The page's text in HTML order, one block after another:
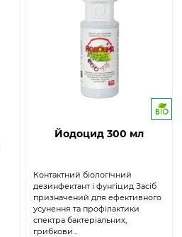
Йодоцид 300 мл
Контактний біологічний
дезинфектант і фунгіцид Засіб
призначений для ефективного
усунення та профілактики
спектра бактеріальних,
грибкови...